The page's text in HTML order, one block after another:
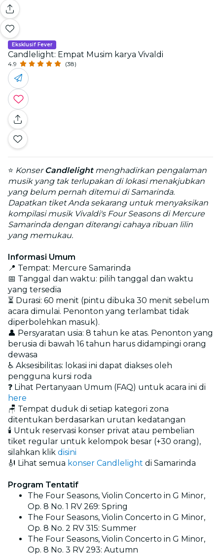
Eksklusif Fever
Candlelight: Empat Musim karya Vivaldi
4.9 (38)
⭐ Konser Candlelightmenghadirkan pengalaman
musik yang tak terlupakan di lokasi menakjubkan
yang belum pernah ditemui di Samarinda.
Dapatkan tiket Anda sekarang untuk menyaksikan
kompilasi musik Vivaldi's Four Seasons di Mercure
Samarinda dengan diterangi cahaya ribuan lilin
yang memukau.
Informasi Umum
📍 Tempat: Mercure Samarinda
📅 Tanggal dan waktu: pilih tanggal dan waktu
yang tersedia
⏳ Durasi: 60 menit (pintu dibuka 30 menit sebelum
acara dimulai. Penonton yang terlambat tidak
diperbolehkan masuk).
👤 Persyaratan usia: 8 tahun ke atas. Penonton yang
berusia di bawah 16 tahun harus didampingi orang
dewasa
♿ Aksesibilitas: lokasi ini dapat diakses oleh
pengguna kursi roda
❓ Lihat Pertanyaan Umum (FAQ) untuk acara ini di
here
🪑 Tempat duduk di setiap kategori zona
ditentukan berdasarkan urutan kedatangan
🕯️ Untuk reservasi konser privat atau pembelian
tiket regular untuk kelompok besar (+30 orang),
silahkan klik disini
🎻 Lihat semua konser Candlelight di Samarinda
Program Tentatif
The Four Seasons, Violin Concerto in G Minor,
Op. 8 No. 1 RV 269: Spring
The Four Seasons, Violin Concerto in G Minor,
Op. 8 No. 2 RV 315: Summer
The Four Seasons, Violin Concerto in G Minor,
Op. 8 No. 3 RV 293: Autumn